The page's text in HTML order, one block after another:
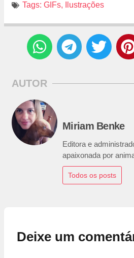
Tags: GIFs, Ilustrações
AUTOR
Miriam Benke
Editora e
apaixonada por
Todos os posts
Deixe um